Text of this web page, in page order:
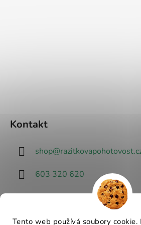
Tento web používá soubory cookie.
Kontakt
shop@
603 320 620